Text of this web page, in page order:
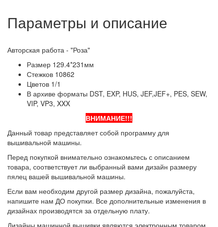
Параметры и описание
Авторская работа - "Роза"
Размер 129.4*231мм
Стежков 10862
Цветов 1/1
В архиве форматы DST, EXP, HUS, JEF,JEF+, PES, SEW,
VIP, VP3, XXX
ВНИМАНИЕ!!!
Данный товар представляет собой программу для
вышивальной машины.
Перед покупкой внимательно ознакомьтесь с описанием
товара, соответствует ли выбранный вами дизайн размеру
пялец вашей вышивальной машины.
Если вам необходим другой размер дизайна, пожалуйста,
напишите нам ДО покупки. Все дополнительные изменения в
дизайнах производятся за отдельную плату.
Дизайны машинной вышивки являются электронным товаром